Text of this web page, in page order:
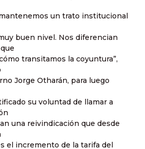
un trato institucional
buen nivel. Nos diferencian
transitamos la coyuntura”,
Jorge Otharán, para luego
su voluntad de llamar a
una reivindicación que desde
el incremento de la tarifa del